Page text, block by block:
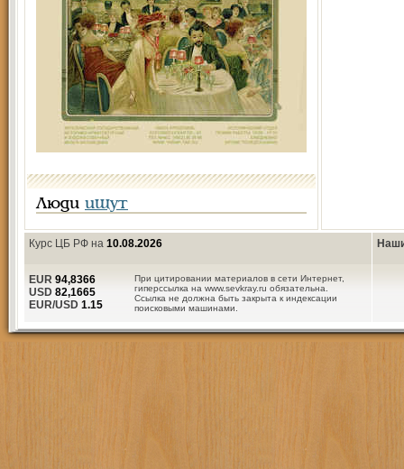
Люди ищут
Курс ЦБ РФ на 10.08.2026
При цитировании материалов в сети Интернет,
гиперссылка на www.sevkray.ru обязательна.
Ссылка не должна быть закрыта к индексации
поисковыми машинами.
EUR 94,8366
USD 82,1665
EUR/USD 1.15